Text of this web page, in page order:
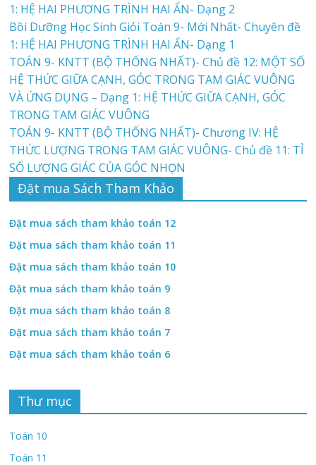
1: HỆ HAI PHƯƠNG TRÌNH HAI ẨN- Dạng 2
Bồi Dưỡng Học Sinh Giỏi Toán 9- Mới Nhất- Chuyên đề
1: HỆ HAI PHƯƠNG TRÌNH HAI ẨN- Dạng 1
TOÁN 9- KNTT (BỘ THỐNG NHẤT)- Chủ đề 12: MỘT SỐ
HỆ THỨC GIỮA CẠNH, GÓC TRONG TAM GIÁC VUÔNG
VÀ ỨNG DỤNG – Dạng 1: HỆ THỨC GIỮA CẠNH, GÓC
TRONG TAM GIÁC VUÔNG
TOÁN 9- KNTT (BỘ THỐNG NHẤT)- Chương IV: HỆ
THỨC LƯỢNG TRONG TAM GIÁC VUÔNG- Chủ đề 11: TỈ
SỐ LƯỢNG GIÁC CỦA GÓC NHỌN
Đặt mua Sách Tham Khảo
Đặt mua sách tham khảo toán 12
Đặt mua sách tham khảo toán 11
Đặt mua sách tham khảo toán 10
Đặt mua sách tham khảo toán 9
Đặt mua sách tham khảo toán 8
Đặt mua sách tham khảo toán 7
Đặt mua sách tham khảo toán 6
Thư mục
Toán 10
Toán 11